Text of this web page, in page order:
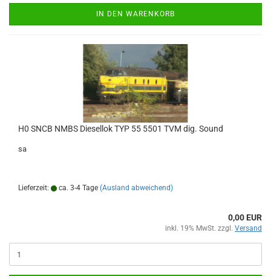
IN DEN WARENKORB
H0 SNCB NMBS Diesellok TYP 55 5501 TVM dig. Sound
sa
Lieferzeit: ca. 3-4 Tage (Ausland abweichend)
0,00 EUR
inkl. 19% MwSt. zzgl. Versand